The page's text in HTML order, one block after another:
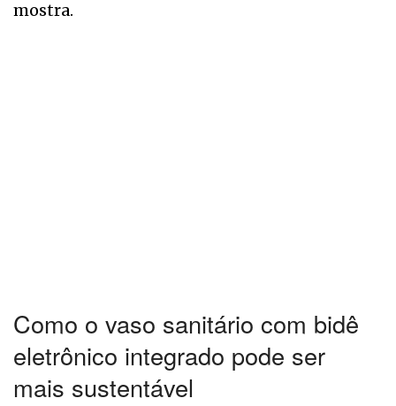
mostra.
Como o vaso sanitário com bidê
eletrônico integrado pode ser
mais sustentável